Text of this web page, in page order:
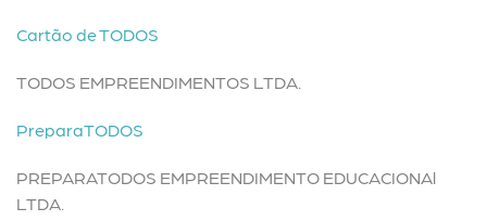
Cartão de TODOS
TODOS EMPREENDIMENTOS LTDA.
PreparaTODOS
PREPARATODOS EMPREENDIMENTO EDUCACIONAl
LTDA.